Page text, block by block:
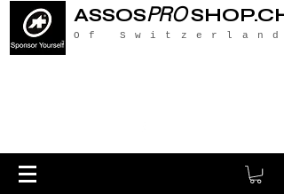
ASSOSPROSHOP.CH
Of Switzerland